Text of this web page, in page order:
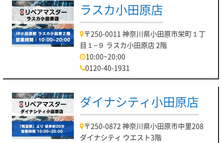
ラスカ小田原店
〒250-0011 神奈川県小田原市栄町１丁
目１−９ ラスカ小田原店 2階
10:00~20:00
0120-40-1931
ダイナシティ小田原店
〒250-0872 神奈川県小田原市中里208
ダイナシティ ウエスト3階